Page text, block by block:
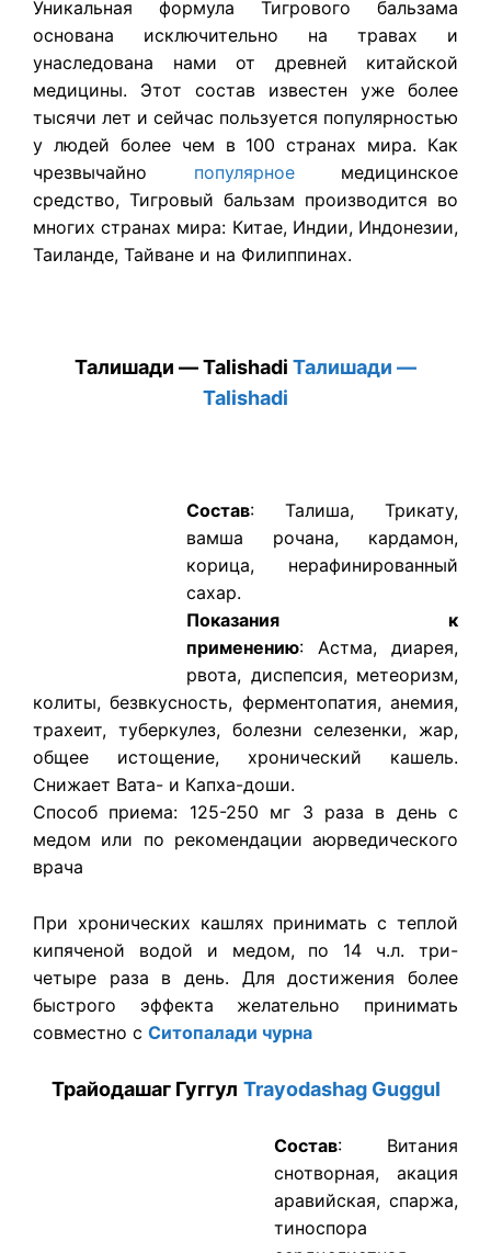
Уникальная формула Тигрового бальзама
основана исключительно на травах и
унаследована нами от древней китайской
медицины. Этот состав известен уже более
тысячи лет и сейчас пользуется популярностью
у людей более чем в 100 странах мира. Как
чрезвычайно популярноемедицинское
средство, Тигровый бальзам производится во
многих странах мира: Китае, Индии, Индонезии,
Таиланде, Тайване и на Филиппинах.
Талишади — Talishadi Талишади —
Talishadi
Состав: Талиша, Трикату,
вамша рочана, кардамон,
корица, нерафинированный
сахар.
Показания к
применению: Астма, диарея,
рвота, диспепсия, метеоризм,
колиты, безвкусность, ферментопатия, анемия,
трахеит, туберкулез, болезни селезенки, жар,
общее истощение, хронический кашель.
Снижает Вата- и Капха-доши.
Способ приема: 125-250 мг 3 раза в день с
медом или по рекомендации аюрведического
врача
При хронических кашлях принимать с теплой
кипяченой водой и медом, по 14 ч.л. три-
четыре раза в день. Для достижения более
быстрого эффекта желательно принимать
совместно с Cитопалади чурна
Трайодашаг Гуггул Trayodashag Guggul
Состав: Витания
снотворная, акация
аравийская, спаржа,
тиноспора